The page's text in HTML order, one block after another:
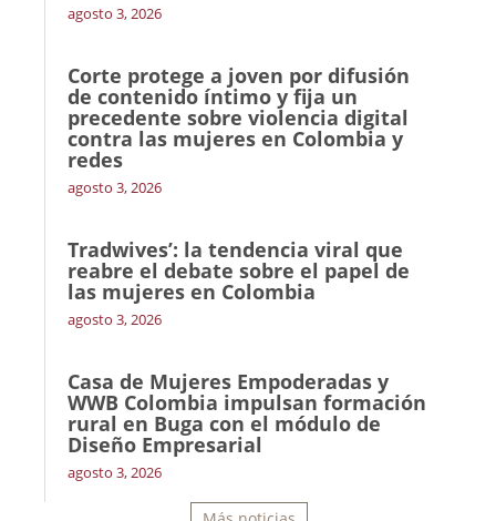
agosto 3, 2026
Corte protege a joven por difusión
de contenido íntimo y fija un
precedente sobre violencia digital
contra las mujeres en Colombia y
redes
agosto 3, 2026
Tradwives’: la tendencia viral que
reabre el debate sobre el papel de
las mujeres en Colombia
agosto 3, 2026
Casa de Mujeres Empoderadas y
WWB Colombia impulsan formación
rural en Buga con el módulo de
Diseño Empresarial
agosto 3, 2026